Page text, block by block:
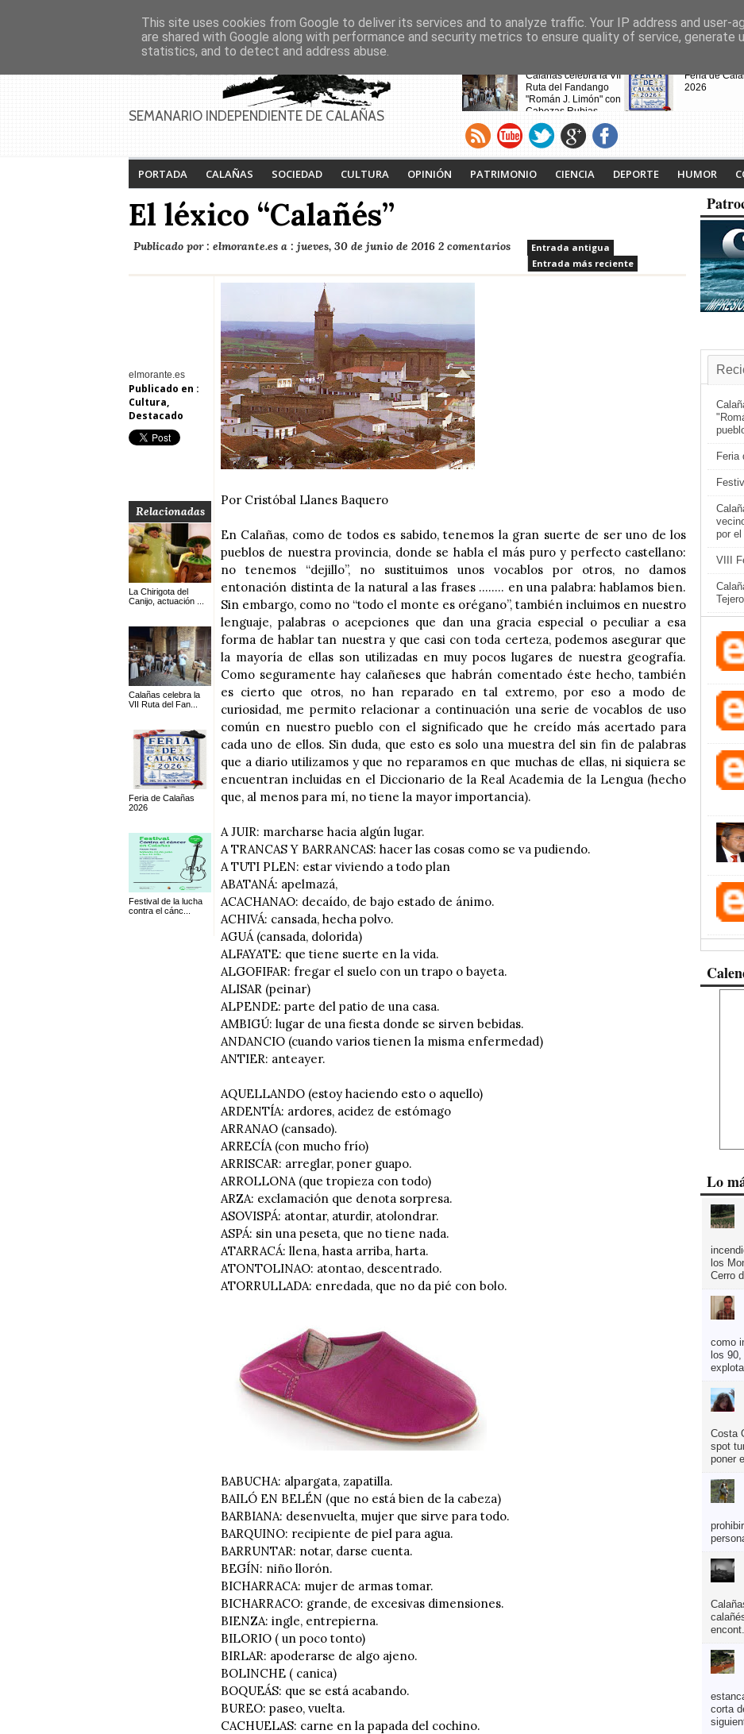
PAGINAS Inicio Contacto Anúnciate
SEMANARIO INDEPENDIENTE DE CALAÑAS
Calañas celebra la VII
Ruta del Fandango
"Román J. Limón" con
Cabezas Rubias
como pueblo invitado
Feria de
2026
Calañas y el
vecinos de
de la Cruces
desalojados
Noche Blanca en
Calañas
PORTADA CALAÑAS SOCIEDAD CULTURA OPINIÓN PATRIMONIO CIENCIA DEPORTE HUMOR
El léxico “Calañés”
Publicado por : elmorante.es a : jueves, 30 de junio de 2016 2 comentarios
Entrada antigua
Entrada más reciente
elmorante.es
Publicado en :
Cultura,
Destacado
Relacionadas
La Chirigota del
Canijo, actuación ...
Calañas celebra la
VII Ruta del Fan...
Feria de Calañas
2026
Festival de la lucha
contra el cánc...
Por Cristóbal Llanes Baquero
En Calañas, como de todos es sabido, tenemos la gran suerte de ser uno de los
pueblos de nuestra provincia, donde se habla el más puro y perfecto castellano:
no tenemos “dejillo”, no sustituimos unos vocablos por otros, no damos
entonación distinta de la natural a las frases ........ en una palabra: hablamos bien.
Sin embargo, como no “todo el monte es orégano”, también incluimos en nuestro
lenguaje, palabras o acepciones que dan una gracia especial o peculiar a esa
forma de hablar tan nuestra y que casi con toda certeza, podemos asegurar que
la mayoría de ellas son utilizadas en muy pocos lugares de nuestra geografía.
Como seguramente hay calañeses que habrán comentado éste hecho, también
es cierto que otros, no han reparado en tal extremo, por eso a modo de
curiosidad, me permito relacionar a continuación una serie de vocablos de uso
común en nuestro pueblo con el significado que he creído más acertado para
cada uno de ellos. Sin duda, que esto es solo una muestra del sin fin de palabras
que a diario utilizamos y que no reparamos en que muchas de ellas, ni siquiera se
encuentran incluidas en el Diccionario de la Real Academia de la Lengua (hecho
que, al menos para mí, no tiene la mayor importancia).
A JUIR: marcharse hacia algún lugar.
A TRANCAS Y BARRANCAS: hacer las cosas como se va pudiendo.
A TUTI PLEN: estar viviendo a todo plan
ABATANÁ: apelmazá,
ACACHANAO: decaído, de bajo estado de ánimo.
ACHIVÁ: cansada, hecha polvo.
AGUÁ (cansada, dolorida)
ALFAYATE: que tiene suerte en la vida.
ALGOFIFAR: fregar el suelo con un trapo o bayeta.
ALISAR (peinar)
ALPENDE: parte del patio de una casa.
AMBIGÚ: lugar de una fiesta donde se sirven bebidas.
ANDANCIO (cuando varios tienen la misma enfermedad)
ANTIER: anteayer.
AQUELLANDO (estoy haciendo esto o aquello)
ARDENTÍA: ardores, acidez de estómago
ARRANAO (cansado).
ARRECÍA (con mucho frío)
ARRISCAR: arreglar, poner guapo.
ARROLLONA (que tropieza con todo)
ARZA: exclamación que denota sorpresa.
ASOVISPÁ: atontar, aturdir, atolondrar.
ASPÁ: sin una peseta, que no tiene nada.
ATARRACÁ: llena, hasta arriba, harta.
ATONTOLINAO: atontao, descentrado.
ATORRULLADA: enredada, que no da pié con bolo.
BABUCHA: alpargata, zapatilla.
BAILÓ EN BELÉN (que no está bien de la cabeza)
BARBIANA: desenvuelta, mujer que sirve para todo.
BARQUINO: recipiente de piel para agua.
BARRUNTAR: notar, darse cuenta.
BEGÍN: niño llorón.
BICHARRACA: mujer de armas tomar.
BICHARRACO: grande, de excesivas dimensiones.
BIENZA: ingle, entrepierna.
BILORIO ( un poco tonto)
BIRLAR: apoderarse de algo ajeno.
BOLINCHE ( canica)
BOQUEÁS: que se está acabando.
BUREO: paseo, vuelta.
CACHUELAS: carne en la papada del cochino.
Feria
por
VIII
Lo
los
Cerro
como
los 90,
Costa
spot
poner
corta
This site uses cookies from Google to deliver its services and to analyze traffic. Your IP address and user-
are shared with Google along with performance and security metrics to ensure quality of service, generate
statistics, and to detect and address abuse.